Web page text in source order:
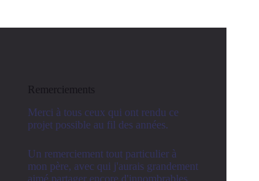
Remerciements
Merci à tous ceux qui ont rendu ce
projet possible au fil des années.
Un remerciement tout particulier à
mon père, avec qui j'aurais grandement